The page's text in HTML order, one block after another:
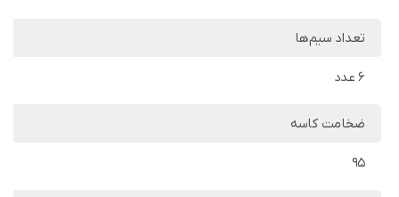
تعداد سیم‌ها
6 عدد
ضخامت کاسه
95